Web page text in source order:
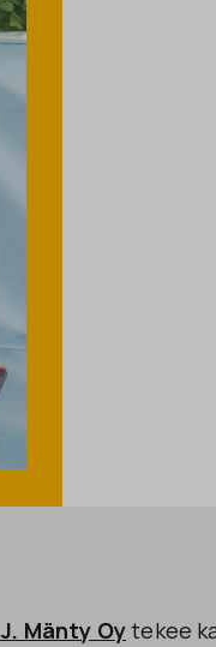
Mänty Oytekee